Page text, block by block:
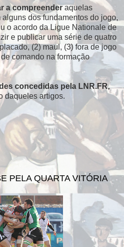
a compreenderaquelas
dos fundamentos do jogo,
o acordo da Ligue Nationale de
e publicar uma série de quatro
(2) maul, (3) fora de jogo
comando na formação
concedidas pela LNR.FR,
daqueles artigos.
PELA QUARTA VITÓRIA